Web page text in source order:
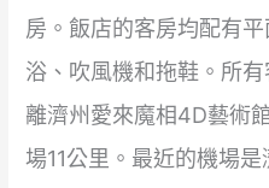
房。飯店的客房均配有
浴、吹風機和拖鞋。所
離濟州愛來魔相4D藝術
場11公里。最近的機場